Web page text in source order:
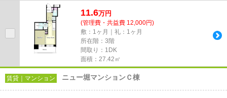
11.6万円
(管理費・共益費 12,000円)
敷：1ヶ月｜礼：1ヶ月
所在階：3階
間取り：1DK
面積：27.42㎡
賃貸｜マンション ニュー堀マンションＣ棟